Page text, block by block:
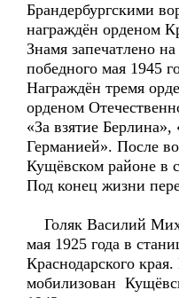
Брандербургскими
награждён орденом
Знамя запечатлено
победного мая 1945
Награждён тремя
орденом
«За взятие Берлина»,
Германией». После
Кущёвском районе в
Под конец жизни
Голяк Василий
мая 1925 года в
Краснодарского
мобилизован